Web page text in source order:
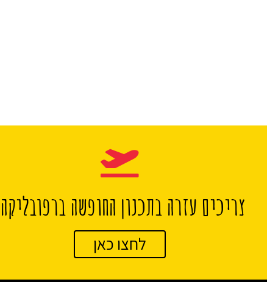
צריכים עזרה בתכנון החופשה
לחצו כאן